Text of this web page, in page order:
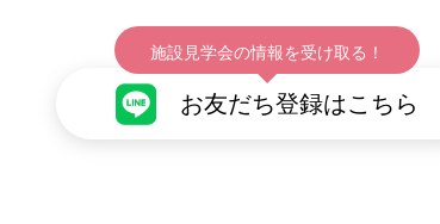
施設見学会の情報を受け取る！
お友だち登録はこちら